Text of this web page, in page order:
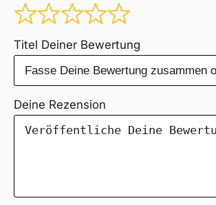
Titel Deiner Bewertung
Deine Rezension